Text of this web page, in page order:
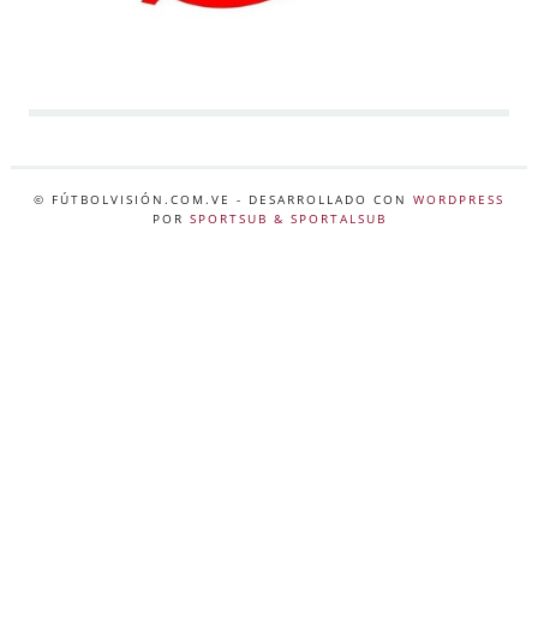
© FÚTBOLVISIÓN.COM.VE - DESARROLLADO CON WORDPRESS
POR SPORTSUB & SPORTALSUB